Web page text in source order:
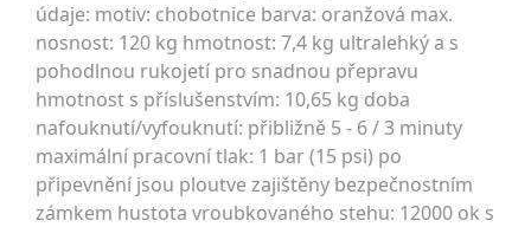
údaje: motiv: chobotnice barva: oranžová max.
nosnost: 120 kg hmotnost: 7,4 kg ultralehký a s
pohodlnou rukojetí pro snadnou přepravu
hmotnost s příslušenstvím: 10,65 kg doba
nafouknutí/vyfouknutí: přibližně 5 - 6 / 3 minuty
maximální pracovní tlak: 1 bar (15 psi) po
připevnění jsou ploutve zajištěny bezpečnostním
zámkem hustota vroubkovaného stehu: 12000 ok s